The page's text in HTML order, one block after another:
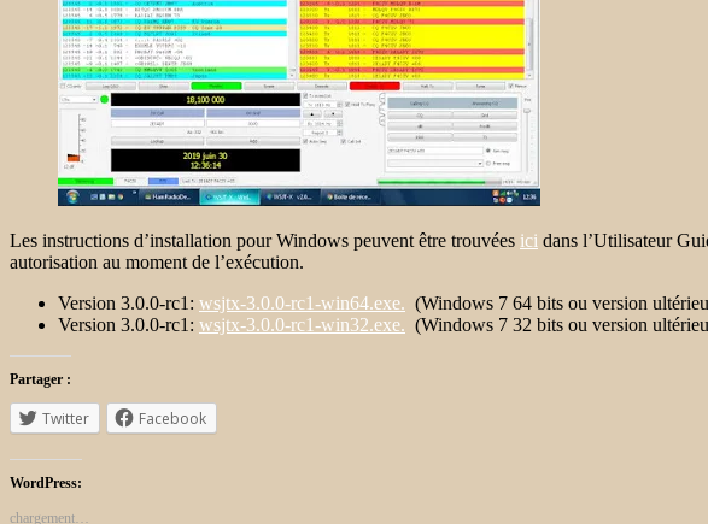
Les instructions d’installation pour Windows peuvent être trouvées ici dans l’Utilisateur
autorisation au moment de l’exécution.
Version 3.0.0-rc1: wsjtx-3.0.0-rc1-win64.exe. (Windows 7 64 bits ou version
Version 3.0.0-rc1: wsjtx-3.0.0-rc1-win32.exe. (Windows 7 32 bits ou version
Partager :
Twitter Facebook
WordPress:
chargement…